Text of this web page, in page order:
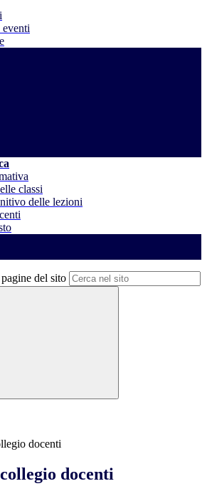
classi
delle lezioni
del sito
docenti
docenti